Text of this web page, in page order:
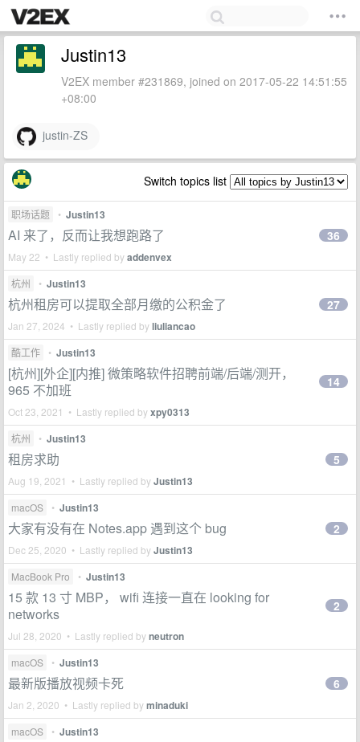
Justin13
V2EX member #231869, joined on 2017-05-22 14:51:55
+08:00
justin-ZS
Switch topics list
职场话题 • Justin13
AI 来了，反而让我想跑路了
May 22 • Lastly replied byaddenvex
36
杭州 • Justin13
杭州租房可以提取全部月缴的公积金了
Jan 27, 2024 • Lastly replied byliuliancao
27
酷工作 • Justin13
[杭州][外企][内推] 微策略软件招聘前端/后端/测开，
965 不加班
Oct 23, 2021 • Lastly replied byxpy0313
14
杭州 • Justin13
租房求助
Aug 19, 2021 • Lastly replied byJustin13
5
macOS • Justin13
大家有没有在 Notes.app 遇到这个 bug
Dec 25, 2020 • Lastly replied byJustin13
2
MacBook Pro • Justin13
15 款 13 寸 MBP， wifi 连接一直在 looking for
networks
Jul 28, 2020 • Lastly replied byneutron
2
macOS • Justin13
最新版播放视频卡死
Jan 2, 2020 • Lastly replied byminaduki
6
macOS • Justin13